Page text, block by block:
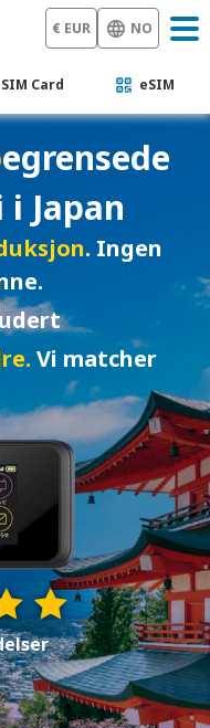
€ EUR NO
Card eSIM
i Japan
. Ingen
Vi matcher